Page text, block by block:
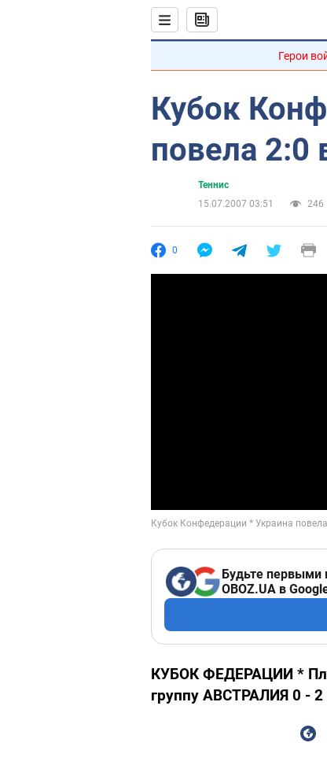
Герои
Кубок
повела 2:0
Теннис
15.07.2007 03:51
246
0
Будьте первыми
OBOZ.UA в
КУБОК ФЕДЕРАЦИИ *
группу АВСТРАЛИЯ 0 -